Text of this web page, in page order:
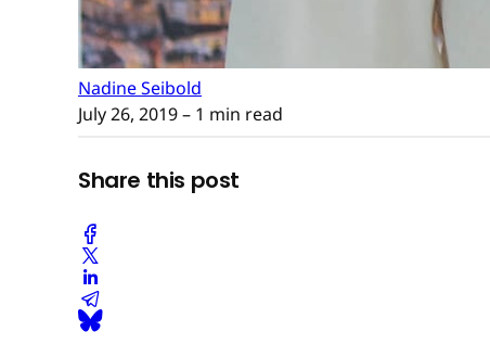
Nadine Seibold
July 26, 2019– 1 min read
Share this post